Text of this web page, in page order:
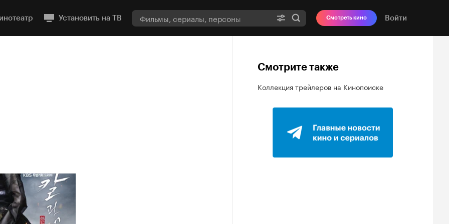
Установить на ТВ Смотреть кино Войти
Смотрите также
Коллекция трейлеров на Кинопоиске